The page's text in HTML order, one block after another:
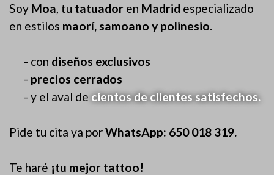
Soy Moa, tu tatuador en Madrid especializado
en estilos maorí, samoano y polinesio.
- con diseños exclusivos
- precios cerrados
- y el aval de cientos de clientes satisfechos.
Pide tu cita ya porWhatsApp: 650 018 319.
Te haré ¡tu mejor tattoo!